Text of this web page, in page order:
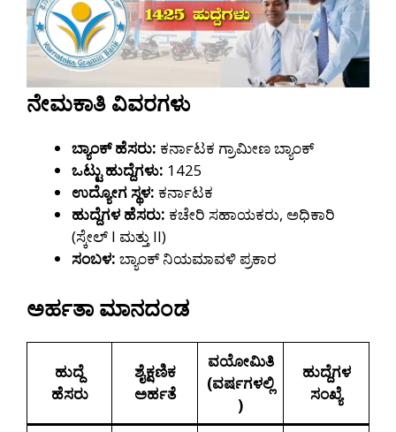
ನೇಮಕಾತಿ ವಿವರಗಳು
ಬ್ಯಾಂಕ್ ಹೆಸರು: ಕರ್ನಾಟಕ ಗ್ರಾಮೀಣ ಬ್ಯಾಂಕ್
ಒಟ್ಟು ಹುದ್ದೆಗಳು: 1425
ಉದ್ಯೋಗ ಸ್ಥಳ: ಕರ್ನಾಟಕ
ಹುದ್ದೆಗಳ ಹೆಸರು: ಕಚೇರಿ ಸಹಾಯಕರು, ಅಧಿಕಾರಿ
(ಸ್ಕೇಲ್ I ಮತ್ತು II)
ಸಂಬಳ: ಬ್ಯಾಂಕ್ ನಿಯಮಾವಳಿ ಪ್ರಕಾರ
ಅರ್ಹತಾ ಮಾನದಂಡ
ಹುದ್ದೆ
ಹೆಸರು
ಶೈಕ್ಷಣಿಕ
ಅರ್ಹತೆ
ವಯೋಮಿತಿ
(ವರ್ಷಗಳಲ್ಲಿ
)
ಹುದ್ದೆಗಳ
ಸಂಖ್ಯೆ